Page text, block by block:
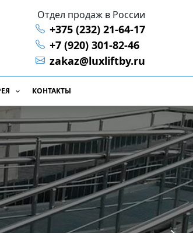
Отдел продаж в России
+375 (232) 21-64-17
+7 (920) 301-82-46
zakaz@luxliftby.ru
КОНТАКТЫ